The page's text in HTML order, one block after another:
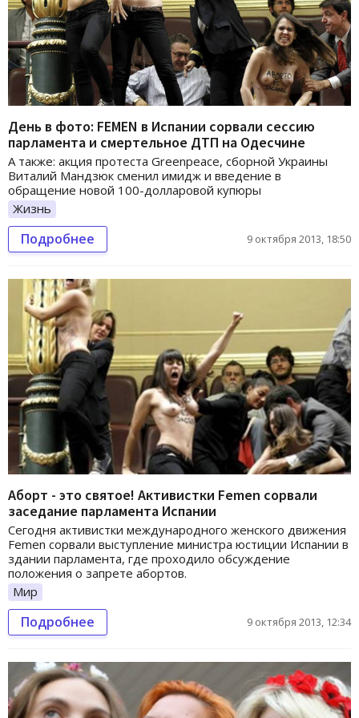
День в фото: FEMEN в Испании сорвали сессию
парламента и смертельное ДТП на Одесчине
А также: акция протеста Greenpeace, сборной Украины
Виталий Мандзюк сменил имидж и введение в
обращение новой 100-долларовой купюры
Жизнь
Подробнее 9 октября 2013, 18:50
Аборт - это святое! Активистки Femen сорвали
заседание парламента Испании
Сегодня активистки международного женского движения
Femen сорвали выступление министра юстиции Испании в
здании парламента, где проходило обсуждение
положения о запрете абортов.
Мир
Подробнее 9 октября 2013, 12:34